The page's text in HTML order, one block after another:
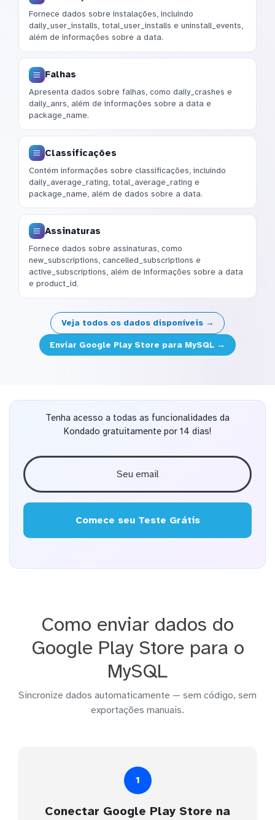
Fornece dados sobre instalações, incluindo
daily_user_installs, total_user_installs e uninstall_events,
além de informações sobre a data.
Falhas
Apresenta dados sobre falhas, como daily_crashes e
daily_anrs, além de informações sobre a data e
package_name.
Classificações
Contém informações sobre classificações, incluindo
daily_average_rating, total_average_rating e
package_name, além de dados sobre a data.
Assinaturas
Fornece dados sobre assinaturas, como
new_subscriptions, cancelled_subscriptions e
active_subscriptions, além de informações sobre a data
e product_id.
Veja todos os dados disponíveis →
Enviar Google Play Store para MySQL →
Tenha acesso a todas as funcionalidades da
Kondado gratuitamente por 14 dias!
Comece seu Teste Grátis
Como enviar dados do
Google Play Store para o
MySQL
Sincronize dados automaticamente — sem código, sem
exportações manuais.
1
Conectar Google Play Store na